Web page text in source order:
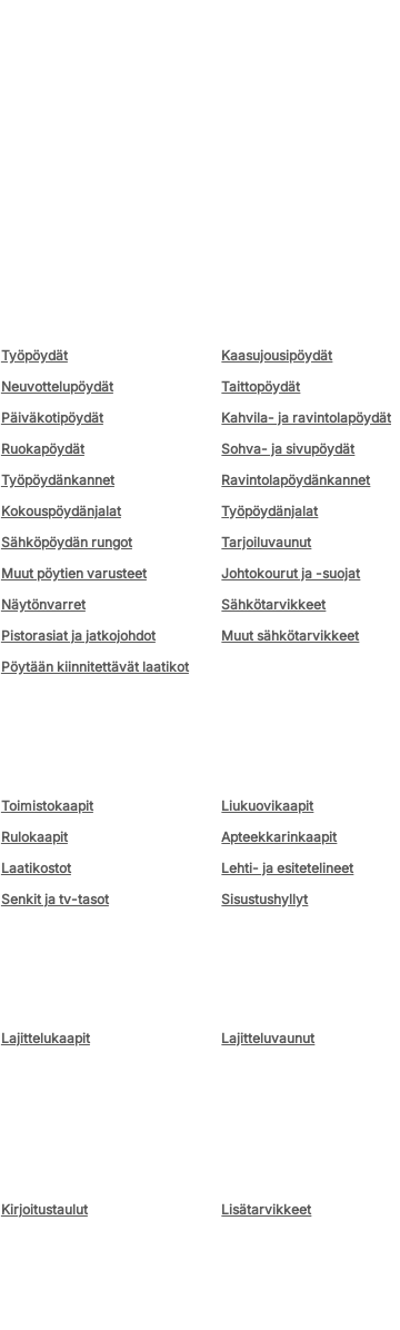
Työpöydät
Kaasujousipöydät
Neuvottelupöydät
Taittopöydät
Päiväkotipöydät
Kahvila- ja ravintolapöydät
Ruokapöydät
Sohva- ja sivupöydät
Työpöydänkannet
Ravintolapöydänkannet
Kokouspöydänjalat
Työpöydänjalat
Sähköpöydän rungot
Tarjoiluvaunut
Muut pöytien varusteet
Johtokourut ja -suojat
Näytönvarret
Sähkötarvikkeet
Pistorasiat ja jatkojohdot
Muut sähkötarvikkeet
Pöytään kiinnitettävät laatikot
Toimistokaapit
Liukuovikaapit
Rulokaapit
Apteekkarinkaapit
Laatikostot
Lehti- ja esitetelineet
Senkit ja tv-tasot
Sisustushyllyt
Lajittelukaapit
Lajitteluvaunut
Kirjoitustaulut
Lisätarvikkeet